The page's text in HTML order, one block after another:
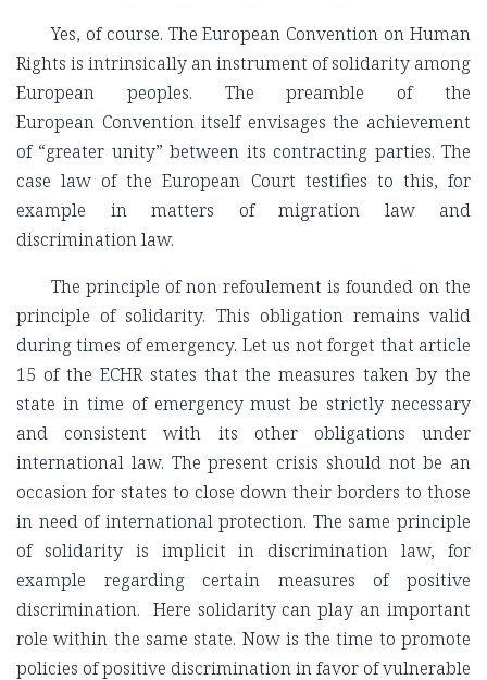
Yes, of course. The European Convention on Human
Rights is intrinsically an instrument of solidarity among
European peoples. The preamble of the
European Convention itself envisages the achievement
of “greater unity” between its contracting parties. The
case law of the European Court testifies to this, for
example in matters of migration law and
discrimination law.
The principle of non refoulement is founded on the
principle of solidarity. This obligation remains valid
during times of emergency. Let us not forget that article
15 of the ECHR states that the measures taken by the
state in time of emergency must be strictly necessary
and consistent with its other obligations under
international law. The present crisis should not be an
occasion for states to close down their borders to those
in need of international protection. The same principle
of solidarity is implicit in discrimination law, for
example regarding certain measures of positive
discrimination. Here solidarity can play an important
role within the same state. Now is the time to promote
policies of positive discrimination in favor of vulnerable